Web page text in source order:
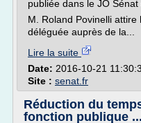
publiée dans le JO
M. Roland Povinelli
déléguée auprès de la...
Lire la suite
Date: 2016-10-21
Site : senat.fr
Réduction du
fonction publique ...